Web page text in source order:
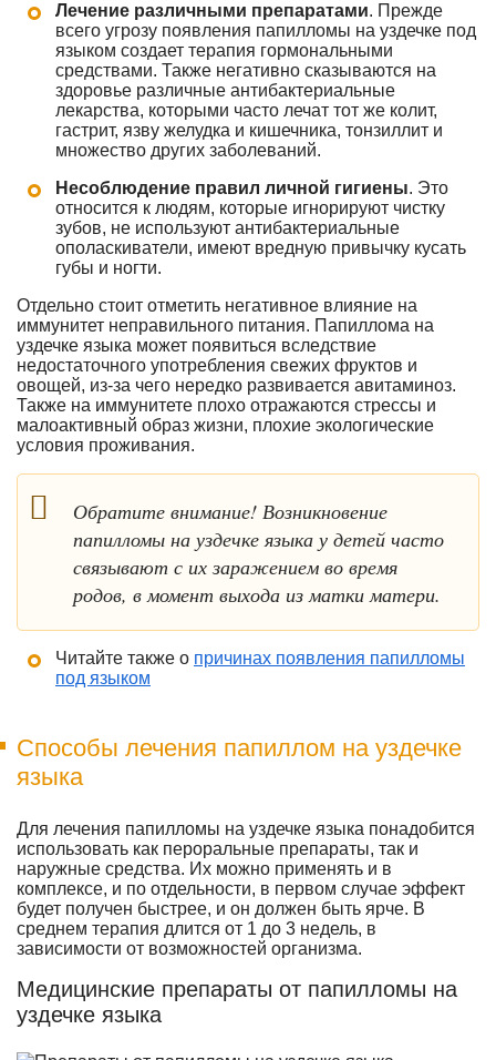
Лечение различными препаратами. Прежде
всего угрозу появления папилломы на уздечке под
языком создает терапия гормональными
средствами. Также негативно сказываются на
здоровье различные антибактериальные
лекарства, которыми часто лечат тот же колит,
гастрит, язву желудка и кишечника, тонзиллит и
множество других заболеваний.
Несоблюдение правил личной гигиены. Это
относится к людям, которые игнорируют чистку
зубов, не используют антибактериальные
ополаскиватели, имеют вредную привычку кусать
губы и ногти.
Отдельно стоит отметить негативное влияние на
иммунитет неправильного питания. Папиллома на
уздечке языка может появиться вследствие
недостаточного употребления свежих фруктов и
овощей, из-за чего нередко развивается авитаминоз.
Также на иммунитете плохо отражаются стрессы и
малоактивный образ жизни, плохие экологические
условия проживания.
Обратите внимание! Возникновение
папилломы на уздечке языка у детей часто
связывают с их заражением во время
родов, в момент выхода из матки матери.
Читайте также о причинах появления папилломы
под языком
Способы лечения папиллом на уздечке
языка
Для лечения папилломы на уздечке языка понадобится
использовать как пероральные препараты, так и
наружные средства. Их можно применять и в
комплексе, и по отдельности, в первом случае эффект
будет получен быстрее, и он должен быть ярче. В
среднем терапия длится от 1 до 3 недель, в
зависимости от возможностей организма.
Медицинские препараты от папилломы на
уздечке языка